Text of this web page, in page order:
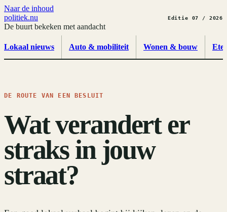
Naar de inhoud
politiek.nu
De buurt bekeken met aandacht
Editie 07 / 2026
Lokaal nieuws Auto & mobiliteit Wonen & bouw
DE ROUTE VAN EEN BESLUIT
Wat verandert er
straks in jouw
straat?